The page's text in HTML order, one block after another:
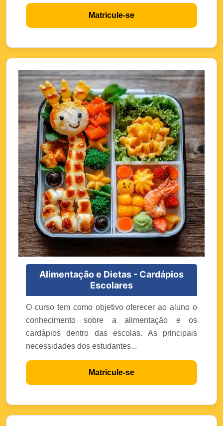
Matricule-se
Alimentação e Dietas - Cardápios
Escolares
O curso tem como objetivo oferecer ao aluno o
conhecimento sobre a alimentação e os
cardápios dentro das escolas. As principais
necessidades dos estudantes...
Matricule-se